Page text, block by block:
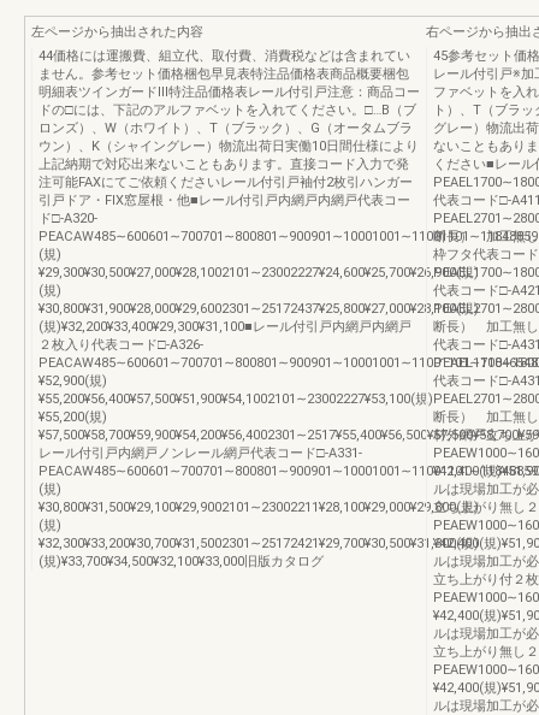
左ページから抽出された内容
44価格には運搬費、組立代、取付費、消費税などは含まれてい
ません。参考セット価格梱包早見表特注品価格表商品概要梱包
明細表ツインガードⅢ特注品価格表レール付引戸注意：商品コー
ドの□には、下記のアルファベットを入れてください。□…B（ブ
ロンズ）、W（ホワイト）、T（ブラック）、G（オータムブラ
ウン）、K（シャイングレー）物流出荷日実働10日間仕様により
上記納期で対応出来ないこともあります。直接コード入力で発
注可能FAXにてご依頼くださいレール付引戸袖付2枚引ハンガー
引戸ドア・FIX窓屋根・他■レール付引戸内網戸内網戸代表コー
ド□-A320-
(規)
¥29,300¥30,500¥27,000¥28,1002101∼23002227¥24,600¥25,700¥26,900(規)
(規)
¥30,800¥31,900¥28,000¥29,6002301∼25172437¥25,800¥27,000¥28,100(規)
(規)¥32,200¥33,400¥29,300¥31,100■レール付引戸内網戸内網戸
２枚入り代表コード□-A326-
¥52,900(規)
¥55,200¥56,400¥57,500¥51,900¥54,1002101∼23002227¥53,100(規)
¥55,200(規)
レール付引戸内網戸ノンレール網戸代表コード□-A331-
(規)
¥30,800¥31,500¥29,100¥29,9002101∼23002211¥28,100¥29,000¥29,800(規)
(規)
¥32,300¥33,200¥30,700¥31,5002301∼25172421¥29,700¥30,500¥31,300(規)
(規)¥33,700¥34,500¥32,100¥33,000旧版カタログ
右ページから抽出
45参考セット価
レール付引戸※
ファベットを入
ト）、T（ブラ
グレー）物流出
ないこともあり
ください■レー
代表コード□-
断長） 加工無し
枠フタ代表コー
代表コード□-
断長） 加工無し
代表コード□-
代表コード□-
断長） 加工無し
材外網戸立ち上
¥42,400(規
ルは現場加工が
立ち上がり無し
¥42,400(規
ルは現場加工が
立ち上がり付２
¥42,400(規
ルは現場加工が
立ち上がり無し
¥42,400(規
ルは現場加工が